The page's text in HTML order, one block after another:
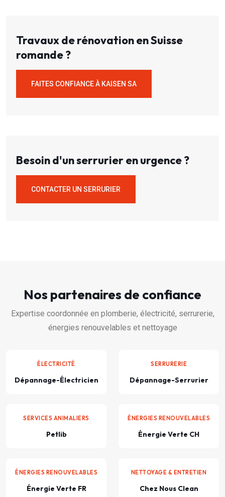
Travaux de rénovation en Suisse
romande ?
FAITES CONFIANCE À KAISEN SA
Besoin d'un serrurier en urgence ?
CONTACTER UN SERRURIER
Nos partenaires de confiance
Expertise coordonnée en plomberie, électricité, serrurerie,
énergies renouvelables et nettoyage
ÉLECTRICITÉ
Dépannage-Électricien
SERRURERIE
Dépannage-Serrurier
SERVICES ANIMALIERS
Petlib
ÉNERGIES RENOUVELABLES
Énergie Verte CH
ÉNERGIES RENOUVELABLES
Énergie Verte FR
NETTOYAGE & ENTRETIEN
Chez Nous Clean